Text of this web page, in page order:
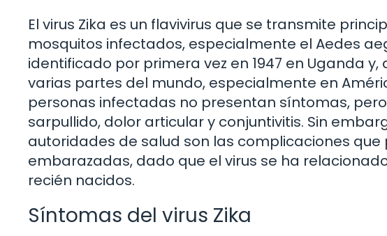
El virus Zika es un flavivirus que se transmite
mosquitos infectados, especialmente el Aedes
identificado por primera vez en 1947 en Uganda
varias partes del mundo, especialmente en
personas infectadas no presentan síntomas,
sarpullido, dolor articular y conjuntivitis. Sin
autoridades de salud son las complicaciones
embarazadas, dado que el virus se ha
recién nacidos.
Síntomas del virus Zika